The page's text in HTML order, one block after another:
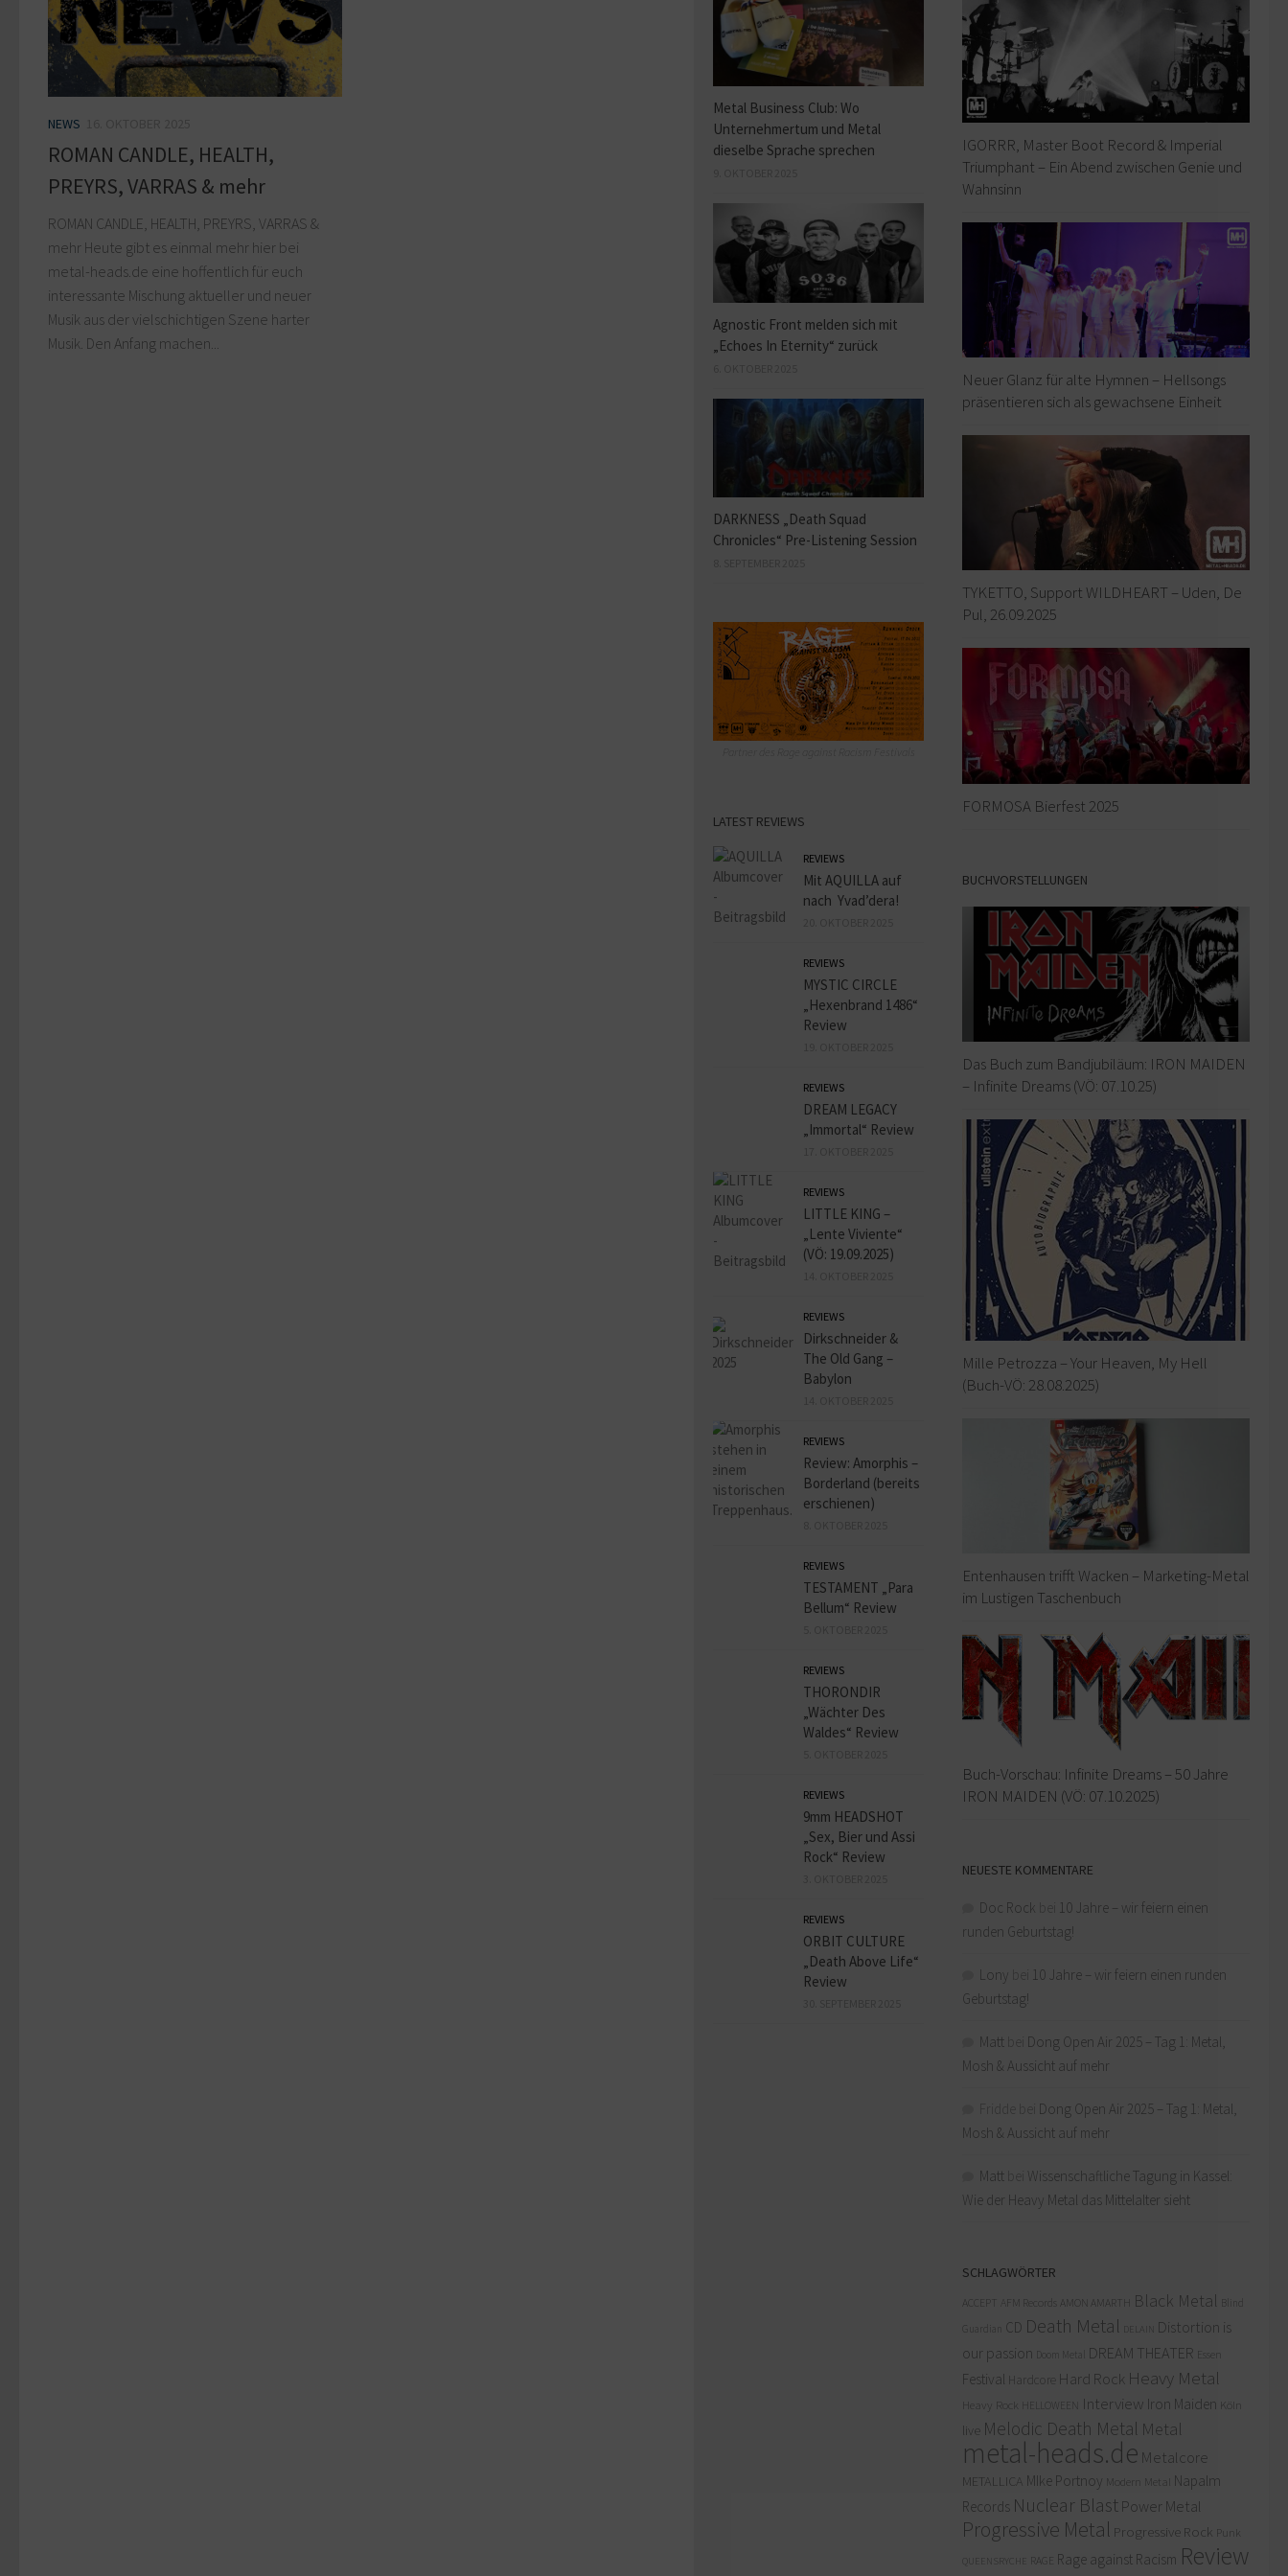
NEWS
ROMAN CANDLE, HEALTH,
PREYRS, VARRAS & mehr
ROMAN CANDLE, HEALTH, PREYRS, VARRAS &
mehr Heute gibt es einmal mehr hier bei
metal-heads.de eine hoffentlich für euch
interessante Mischung aktueller und neuer
Musik aus der vielschichtigen Szene harter
Musik. Den Anfang machen...
IGORRR, Master Boot Record & Imperial
Triumphant – Ein Abend zwischen Genie und
Wahnsinn
Neuer Glanz für alte Hymnen – Hellsongs
präsentieren sich als gewachsene Einheit
TYKETTO, Support WILDHEART – Uden, De
Pul, 26.09.2025
FORMOSA Bierfest 2025
BUCHVORSTELLUNGEN
Das Buch zum Bandjubiläum: IRON MAIDEN
– Infinite Dreams (VÖ: 07.10.25)
Mille Petrozza – Your Heaven, My Hell
(Buch-VÖ: 28.08.2025)
Entenhausen trifft Wacken – Marketing-Metal
im Lustigen Taschenbuch
Buch-Vorschau: Infinite Dreams – 50 Jahre
IRON MAIDEN (VÖ: 07.10.2025)
NEUESTE KOMMENTARE
Doc Rock
10 Jahre – wir feiern einen
runden Geburtstag!
Lony
10 Jahre – wir feiern einen runden
Geburtstag!
Matt
Dong Open Air 2025 – Tag 1: Metal,
Mosh & Aussicht auf mehr
Dong Open Air 2025 – Tag 1: Metal,
Mosh & Aussicht auf mehr
Matt
Wissenschaftliche Tagung in Kassel:
Wie der Heavy Metal das Mittelalter sieht
SCHLAGWÖRTER
ACCEPT AFM Records AMON AMARTH Black Metal
Blind
CD Death Metal
Distortion is
our passion
Doom Metal DREAM THEATER
Festival Hardcore Hard Rock Heavy Metal
Heavy Rock HELLOWEEN Interview Iron Maiden Köln
live Melodic Death Metal Metal
metal-heads.de Metalcore
METALLICA MIke Portnoy Modern Metal
Napalm
Records Nuclear Blast Power Metal
Progressive Metal Progressive Rock Punk
QUEENSRYCHE RAGE Rage against Racism Review
Metal Business Club: Wo
Unternehmertum und Metal
dieselbe Sprache sprechen
Agnostic Front melden sich mit
„Echoes In Eternity“ zurück
DARKNESS „Death Squad
Chronicles“ Pre-Listening Session
LATEST REVIEWS
REVIEWS
Mit AQUILLA auf
nach Yvad’dera!
REVIEWS
MYSTIC CIRCLE
„Hexenbrand 1486“
Review
REVIEWS
DREAM LEGACY
„Immortal“ Review
REVIEWS
LITTLE KING –
„Lente Viviente“
(VÖ: 19.09.2025)
REVIEWS
Dirkschneider &
The Old Gang –
Babylon
REVIEWS
Review: Amorphis –
Borderland (bereits
erschienen)
REVIEWS
TESTAMENT „Para
Bellum“ Review
REVIEWS
THORONDIR
„Wächter Des
Waldes“ Review
REVIEWS
9mm HEADSHOT
„Sex, Bier und Assi
Rock“ Review
REVIEWS
ORBIT CULTURE
„Death Above Life“
Review